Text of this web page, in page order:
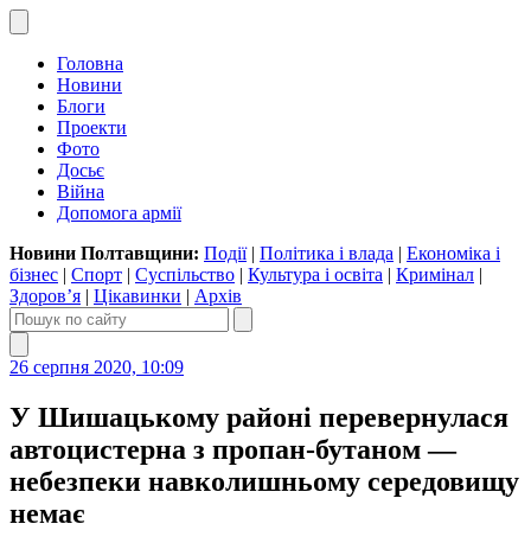
Головна
Новини
Блоги
Проекти
Фото
Досьє
Війна
Допомога армії
Новини Полтавщини: Події| Політика і влада | Економіка і
бізнес | Спорт | Суспільство | Культура і освіта | Кримінал |
Здоров’я | Цікавинки | Архів
26 серпня 2020, 10:09
У Шишацькому районі перевернулася
автоцистерна з пропан-бутаном —
небезпеки навколишньому середовищу
немає